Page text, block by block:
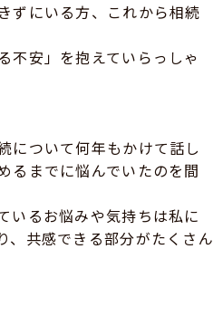
ずにいる方、これから相続
不安」を抱えていらっしゃ
について何年もかけて話し
るまでに悩んでいたのを間
いるお悩みや気持ちは私に
、共感できる部分がたくさん